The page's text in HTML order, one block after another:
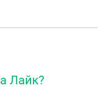
Лайк?